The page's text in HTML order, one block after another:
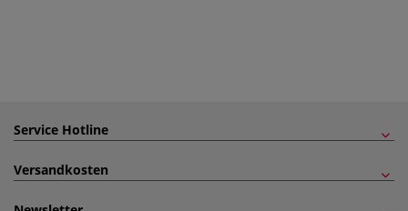
Service Hotline
Versandkosten